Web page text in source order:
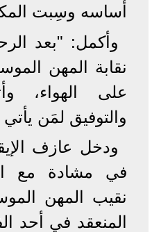
أساسه وسِبت
وأكمل: "بعد
نقابة المهن
على الهواء،
والتوفيق لمَن
ودخل عازف
في مشادة مع
نقيب المهن
المنعقد في أحد